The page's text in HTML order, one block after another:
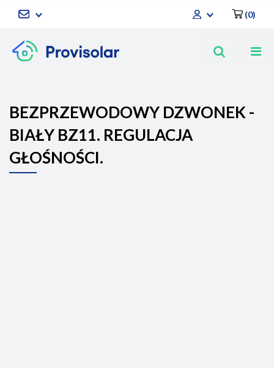
Zaloguj się
(0)
BEZPRZEWODOWY DZWONEK -
BIAŁY BZ11. REGULACJA
GŁOŚNOŚCI.